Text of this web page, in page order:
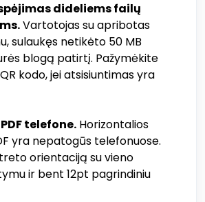
dideliems failų
Vartotojas su apribotas
sulaukęs netikėto 50 MB
blogą patirtį. Pažymėkite
kodo, jei atsisiuntimas yra
telefone. Horizontalios
yra nepatogūs telefonuose.
orientaciją su vieno
ir bent 12pt pagrindiniu